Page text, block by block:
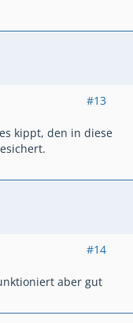
#13
kippt, den in diese
#14
aber gut